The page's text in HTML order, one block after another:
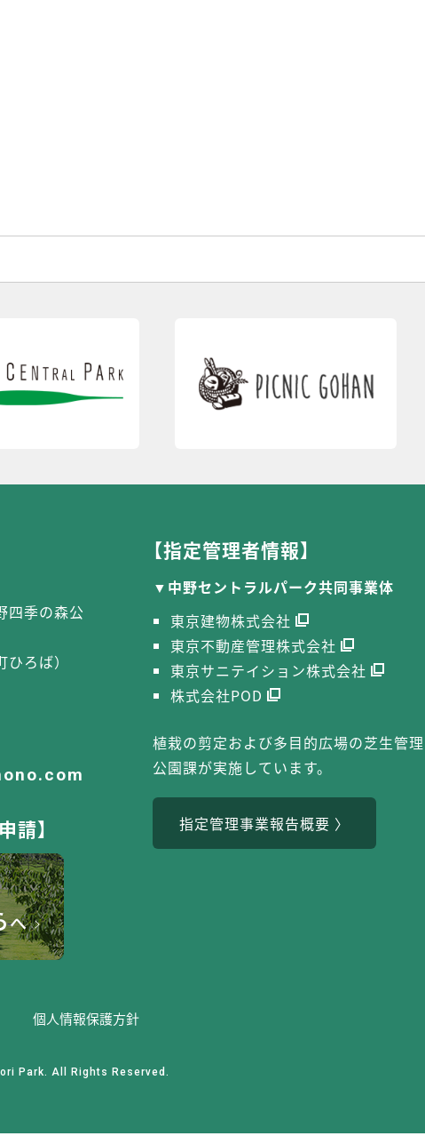
四季の森公
ろば）
請】
【指定管理者情報】
中野セントラルパーク共同事業体
東京建物株式会社
東京不動産管理株式会社
東京サニテイション株式会社
株式会社POD
植栽の剪定および多目的広場の芝生管
公園課が実施しています。
指定管理事業報告概要
個⼈情報保護⽅針
Park. All Rights Reserved.